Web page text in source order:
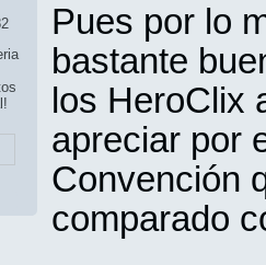
Pues por lo
bastante
los HeroClix
apreciar por
Convención
comparado